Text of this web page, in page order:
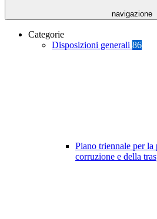
navigazione
Categorie
Disposizioni generali 86
Piano triennale per la
corruzione e della